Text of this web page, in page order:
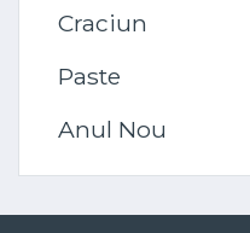
Craciun
Paste
Anul Nou